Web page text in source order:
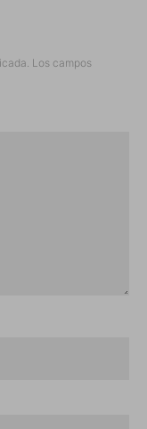
Los campos